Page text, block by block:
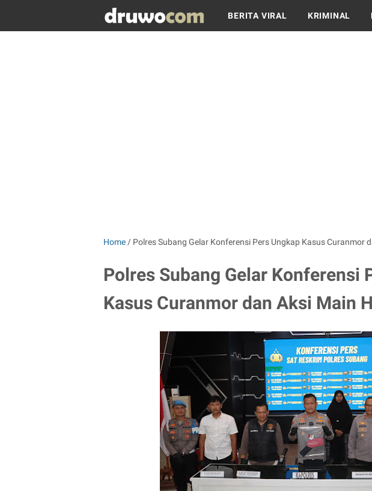
BERITA VIRAL KRIMINAL
Home / Polres Subang Gelar Konferensi Pers Ungkap Kasus Curanmor
Polres Subang Gelar Konferensi
Kasus Curanmor dan Aksi Main